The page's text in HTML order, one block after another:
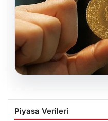
Altın fiyatları
fiyatları ne oldu,
Piyasa Verileri